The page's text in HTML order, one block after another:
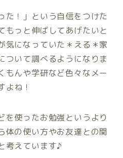
た！」という自信をつけた
もっと伸ばしてあげたいと
気になっていた＊える＊家
ついて調べるようになりま
もんや学研など色々なメー
よね！
を使ったお勉強というより
体の使い方やお友達との関
考えています♪